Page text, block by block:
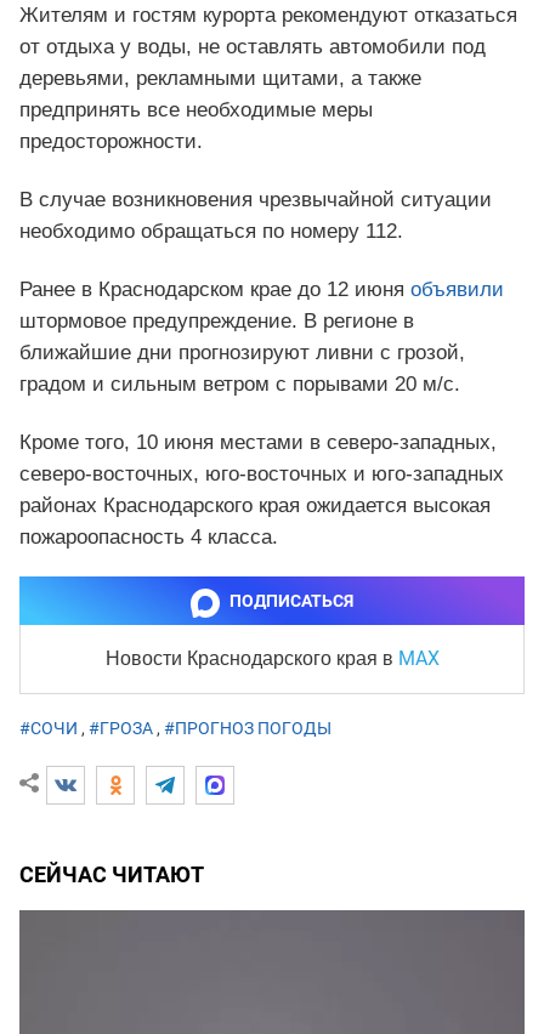
Жителям и гостям курорта рекомендуют отказаться
от отдыха у воды, не оставлять автомобили под
деревьями, рекламными щитами, а также
предпринять все необходимые меры
предосторожности.
В случае возникновения чрезвычайной ситуации
необходимо обращаться по номеру 112.
Ранее в Краснодарском крае до 12 июня объявили
штормовое предупреждение. В регионе в
ближайшие дни прогнозируют ливни с грозой,
градом и сильным ветром с порывами 20 м/с.
Кроме того, 10 июня местами в северо-западных,
северо-восточных, юго-восточных и юго-западных
районах Краснодарского края ожидается высокая
пожароопасность 4 класса.
ПОДПИСАТЬСЯ
Новости Краснодарского края в MAX
#СОЧИ , #ГРОЗА, #ПРОГНОЗ ПОГОДЫ
СЕЙЧАС ЧИТАЮТ